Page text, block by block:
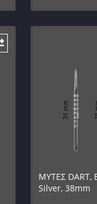
ΜΥΤΕΣ DART,
Silver, 38mm